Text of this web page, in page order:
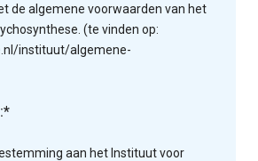
de algemene voorwaarden van het
(te vinden op:
instituut/algemene-
aan het Instituut voor